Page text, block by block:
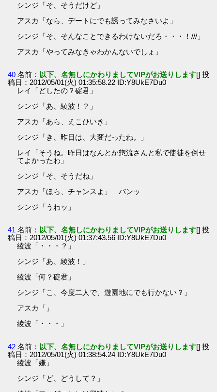
シンジ「そ、そうだけど」
アスカ「なら、デートにでも誘ってみなさいよ」
シンジ「そ、そんなことできるわけないだろ・・・！///」
アスカ「やってみなきゃわかんないでしょ」
40 名前： 以下、名無しにかわりましてVIPがお送りします[] 投
稿日：2012/05/01(火) 01:35:58.22 ID:Y8UkE7Du0
レイ「どしたの？碇君」
シンジ「あ、綾波！？」
アスカ「あら、えこひいき」
シンジ「き、昨日は、大変だったね。」
レイ「そうね。昨日はなんとか惣流さんと私で使徒を倒せ
てよかったわ」
シンジ「そ、そうだね」
アスカ「ほら、チャンスよ」 バンッ
シンジ「うわッ」
41 名前： 以下、名無しにかわりましてVIPがお送りします[] 投
稿日：2012/05/01(火) 01:37:43.56 ID:Y8UkE7Du0
綾波「・・・？」
シンジ「あ、綾波！」
綾波「何？碇君」
シンジ「こ、今度二人で、遊園地にでも行かない？」
アスカ「」
綾波「・・・」
42 名前： 以下、名無しにかわりましてVIPがお送りします[] 投
稿日：2012/05/01(火) 01:38:54.24 ID:Y8UkE7Du0
綾波「嫌」
シンジ「ど、どうして？」